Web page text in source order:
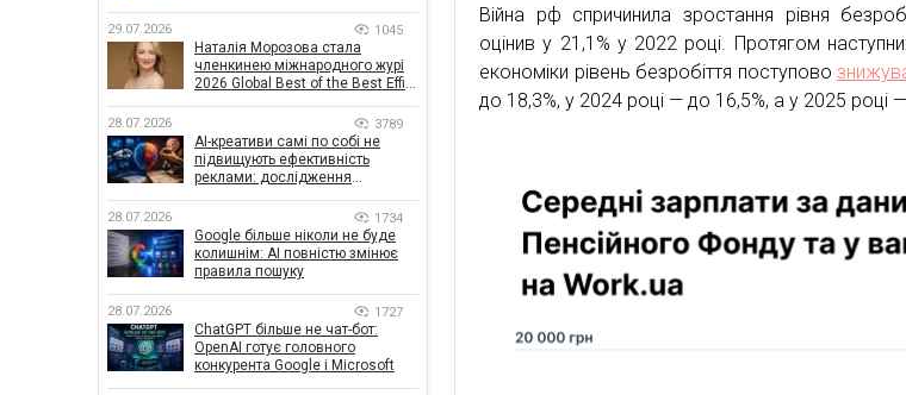
Війна рф спричинила зростання рівня
оцінив у 21,1% у 2022 році. Протягом
економіки рівень безробіття поступово
до 18,3%, у 2024 році — до 16,5%, а у 2025 році
29.07.2026 1045
Наталія Морозова стала
членкинею міжнародного журі
2026 Global Best of the Best Effie
28.07.2026 3789
AI-креативи самі по собі не
підвищують ефективність
реклами: дослідження
впливає на ефективність
кампаній
28.07.2026 1734
Google більше ніколи не буде
колишнім: AI повністю змінює
правила пошуку
28.07.2026 1727
ChatGPT більше не чат-бот:
OpenAI готує головного
конкурента Google і Microsoft